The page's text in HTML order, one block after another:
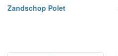
Zandschop Polet